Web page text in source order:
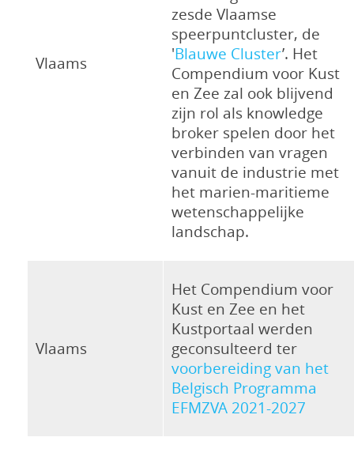
Vlaams
zesde Vlaamse
speerpuntcluster, de
'Blauwe Cluster’. Het
Compendium voor Kust
en Zee zal ook blijvend
zijn rol als knowledge
broker spelen door het
verbinden van vragen
vanuit de industrie met
het marien-maritieme
wetenschappelijke
landschap.
Vlaams
Het Compendium voor
Kust en Zee en het
Kustportaal werden
geconsulteerd ter
voorbereiding van het
Belgisch Programma
EFMZVA 2021-2027